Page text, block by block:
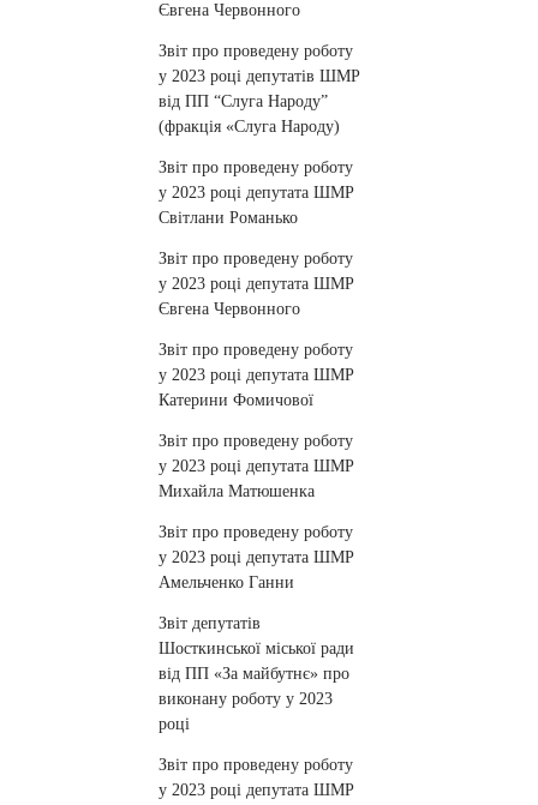
Євгена Червонного
Звіт про проведену роботу
у 2023 році депутатів ШМР
від ПП “Слуга Народу”
(фракція «Слуга Народу)
Звіт про проведену роботу
у 2023 році депутата ШМР
Світлани Романько
Звіт про проведену роботу
у 2023 році депутата ШМР
Євгена Червонного
Звіт про проведену роботу
у 2023 році депутата ШМР
Катерини Фомичової
Звіт про проведену роботу
у 2023 році депутата ШМР
Михайла Матюшенка
Звіт про проведену роботу
у 2023 році депутата ШМР
Амельченко Ганни
Звіт депутатів
Шосткинської міської ради
від ПП «За майбутнє» про
виконану роботу у 2023
році
Звіт про проведену роботу
у 2023 році депутата ШМР